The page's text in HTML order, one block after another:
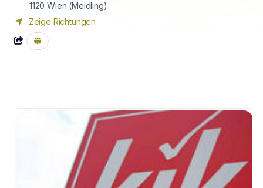
1120 Wien (Meidling)
Zeige Richtungen